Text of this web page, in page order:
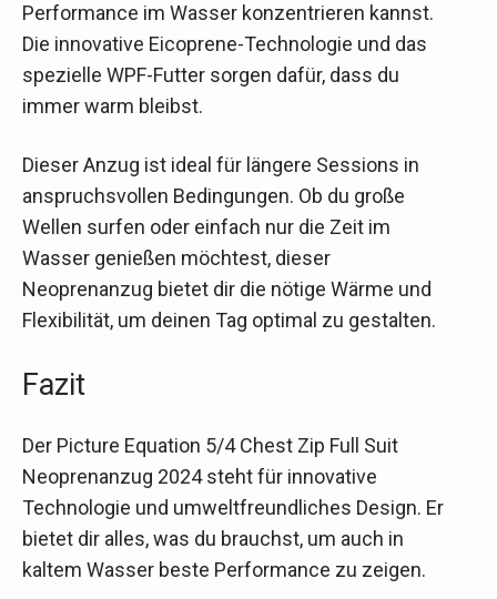
Performance im Wasser konzentrieren kannst.
Die innovative Eicoprene-Technologie und das
spezielle WPF-Futter sorgen dafür, dass du
immer warm bleibst.
Dieser Anzug ist ideal für längere Sessions in
anspruchsvollen Bedingungen. Ob du große
Wellen surfen oder einfach nur die Zeit im
Wasser genießen möchtest, dieser
Neoprenanzug bietet dir die nötige Wärme und
Flexibilität, um deinen Tag optimal zu gestalten.
Fazit
Der Picture Equation 5/4 Chest Zip Full Suit
Neoprenanzug 2024 steht für innovative
Technologie und umweltfreundliches Design. Er
bietet dir alles, was du brauchst, um auch in
kaltem Wasser beste Performance zu zeigen.